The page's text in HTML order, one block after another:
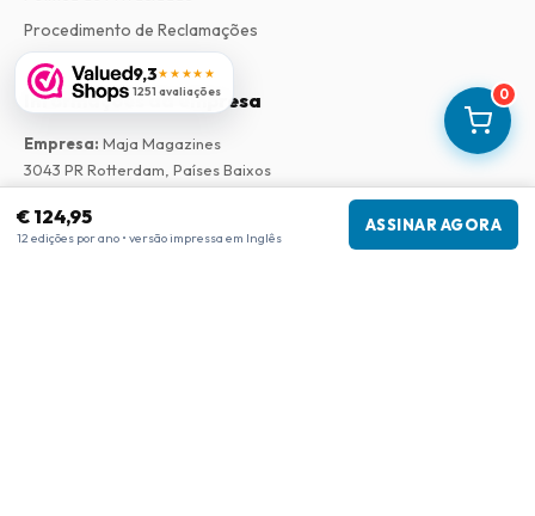
0
€ 124,95
12 edições por ano • versão impressa em Inglês
ASSINAR AGORA
9,3★★★★★
1251 avaliações
Procedimento de Reclamações
Informações da empresa
Empresa: Maja Magazines
3043 PR Rotterdam, Países Baixos
Câmara de Comércio